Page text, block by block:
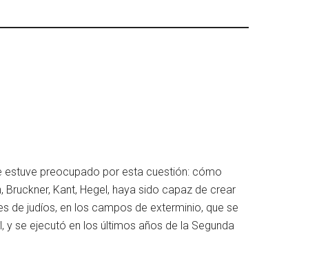
estuve preocupado por esta cuestión: cómo
Kant, Hegel, haya sido capaz de crear
de judíos, en los campos de exterminio, que se
y se ejecutó en los últimos años de la Segunda